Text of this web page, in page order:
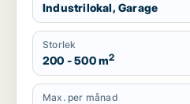
Industrilokal, Garage
Storlek
200 - 500 m2
Max. per månad